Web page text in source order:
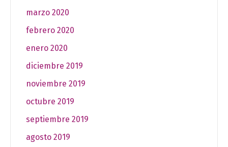
marzo 2020
febrero 2020
enero 2020
diciembre 2019
noviembre 2019
octubre 2019
septiembre 2019
agosto 2019